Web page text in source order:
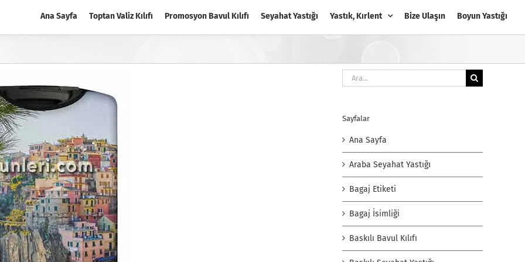
Ana Sayfa Toptan Valiz Kılıfı Promosyon Bavul Kılıfı Seyahat Yastığı Yastık, Kırlent Bize Ulaşın Boyun Yastığı
Ara:
Sayfalar
Ana Sayfa
Araba Seyahat Yastığı
Bagaj Etiketi
Bagaj İsimliği
Baskılı Bavul Kılıfı